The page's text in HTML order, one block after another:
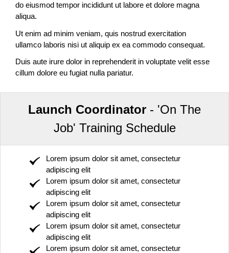
do eiusmod tempor incididunt ut labore et dolore magna
aliqua.
Ut enim ad minim veniam, quis nostrud exercitation
ullamco laboris nisi ut aliquip ex ea commodo consequat.
Duis aute irure dolor in reprehenderit in voluptate velit esse
cillum dolore eu fugiat nulla pariatur.
Launch Coordinator - 'On The
Job' Training Schedule
Lorem ipsum dolor sit amet, consectetur
adipiscing elit
Lorem ipsum dolor sit amet, consectetur
adipiscing elit
Lorem ipsum dolor sit amet, consectetur
adipiscing elit
Lorem ipsum dolor sit amet, consectetur
adipiscing elit
Lorem ipsum dolor sit amet, consectetur